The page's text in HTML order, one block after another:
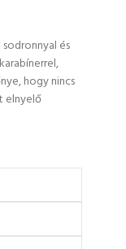
és
hogy nincs
elnyelő